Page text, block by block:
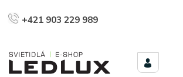
+421 903 229 989